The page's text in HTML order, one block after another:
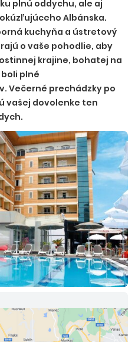
plnú oddychu, ale aj
Albánska.
kuchyňa a ústretový
o vaše pohodlie, aby
krajine, bohatej na
plné
Večerné prechádzky po
vašej dovolenke ten